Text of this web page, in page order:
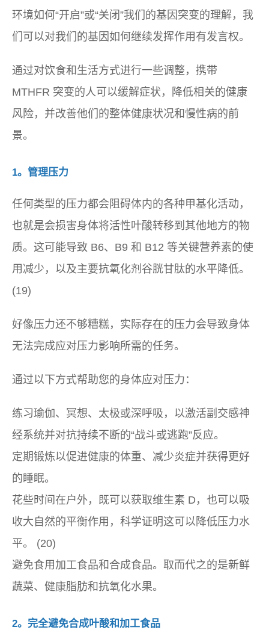
环境如何“开启”或“关闭”我们的基因突变的理解，我
们可以对我们的基因如何继续发挥作用有发言权。
通过对饮食和生活方式进行一些调整，携带
MTHFR 突变的人可以缓解症状，降低相关的健康
风险，并改善他们的整体健康状况和慢性病的前
景。
1。管理压力
任何类型的压力都会阻碍体内的各种甲基化活动，
也就是会损害身体将活性叶酸转移到其他地方的物
质。这可能导致 B6、B9 和 B12 等关键营养素的使
用减少，以及主要抗氧化剂谷胱甘肽的水平降低。
(19)
好像压力还不够糟糕，实际存在的压力会导致身体
无法完成应对压力影响所需的任务。
通过以下方式帮助您的身体应对压力：
练习瑜伽、冥想、太极或深呼吸，以激活副交感神
经系统并对抗持续不断的“战斗或逃跑”反应。
定期锻炼以促进健康的体重、减少炎症并获得更好
的睡眠。
花些时间在户外，既可以获取维生素 D，也可以吸
收大自然的平衡作用，科学证明这可以降低压力水
平。 (20)
避免食用加工食品和合成食品。取而代之的是新鲜
蔬菜、健康脂肪和抗氧化水果。
2。完全避免合成叶酸和加工食品